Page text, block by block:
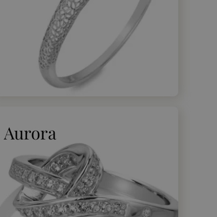
Aurora